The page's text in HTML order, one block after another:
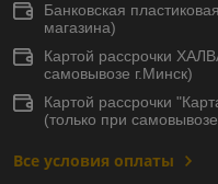
Банковская
магазина)
Картой рассрочки
самовывозе г.Минск)
Картой рассрочки
(только при
Все условия оплаты